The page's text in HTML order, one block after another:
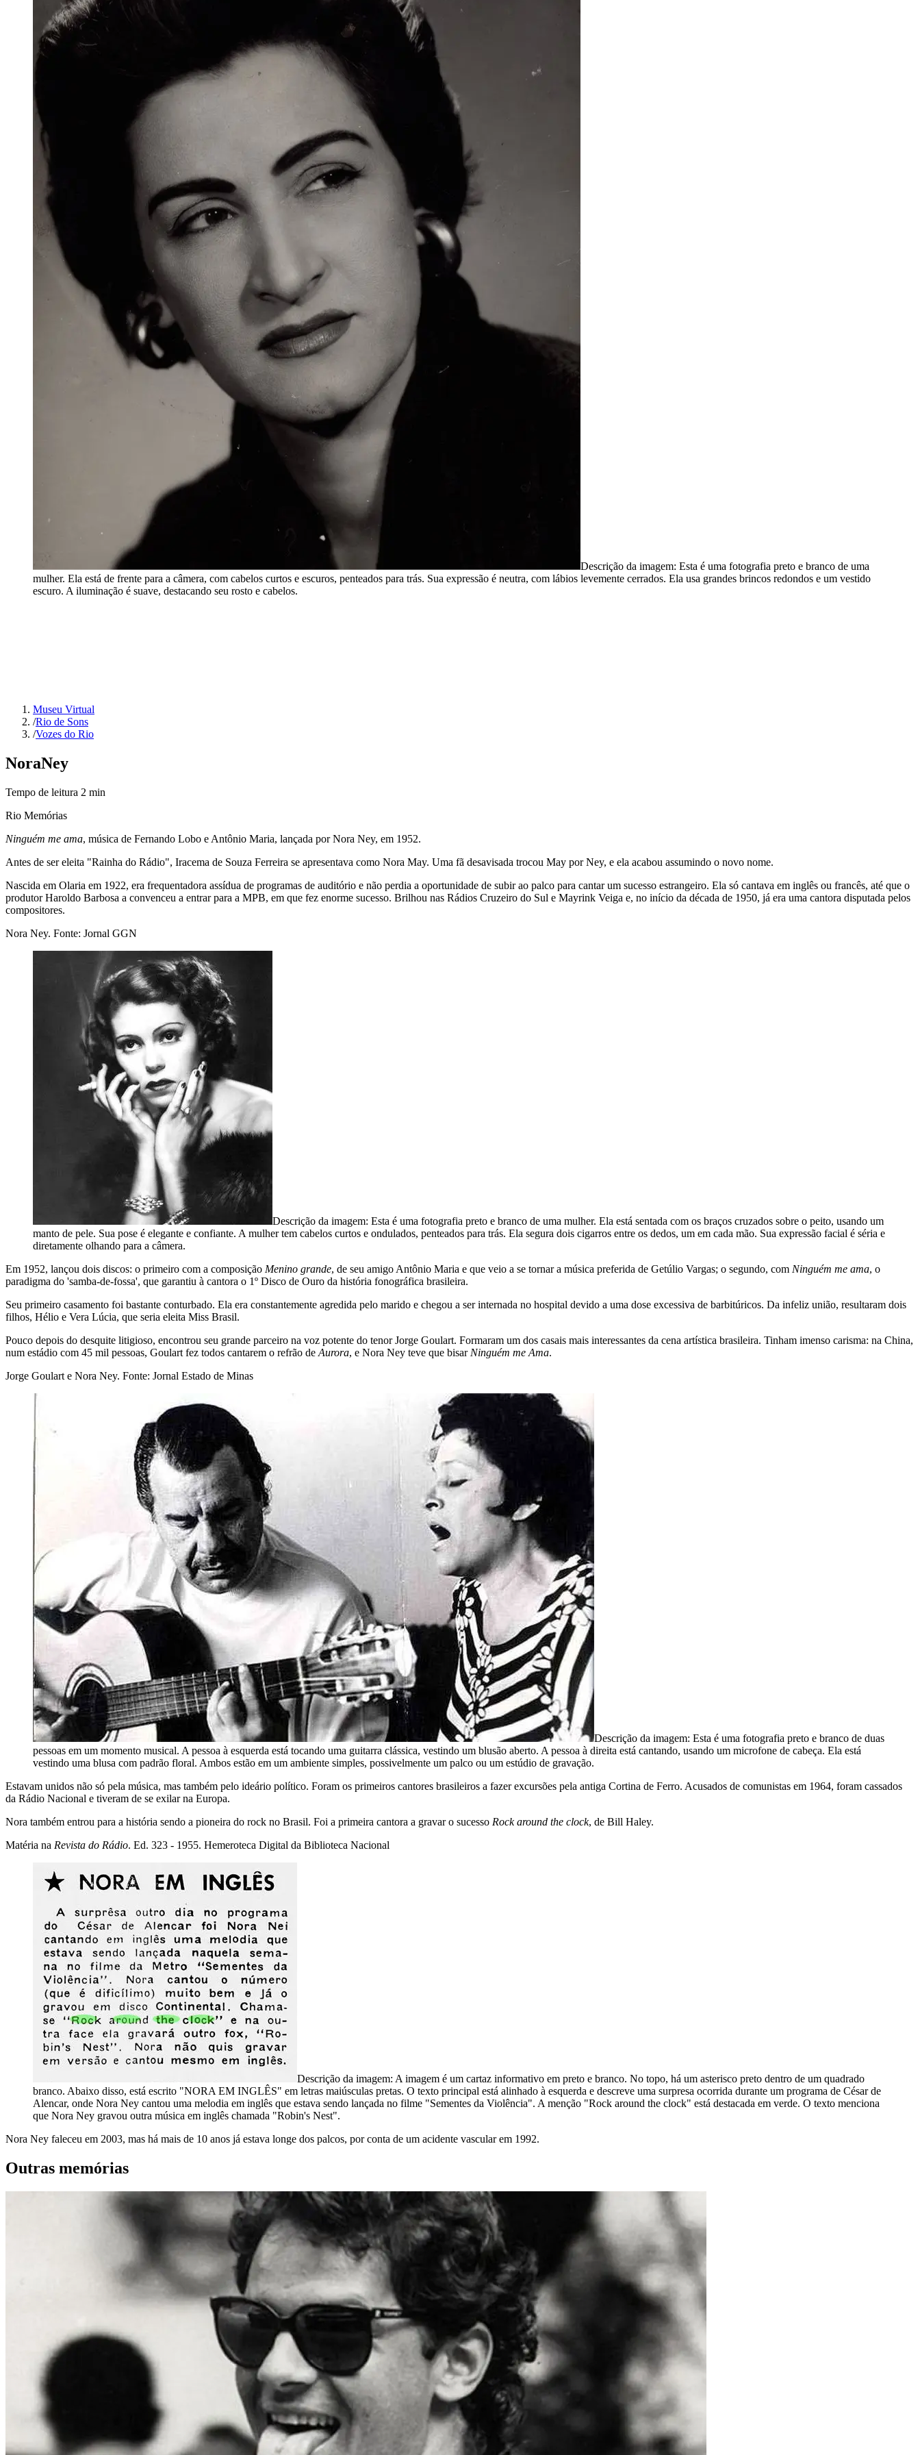
Descrição da imagem: Esta é uma fotografia preto e branco de uma
mulher. Ela está de frente para a câmera, com cabelos curtos e escuros, penteados para trás. Sua expressão é neutra, com lábios levemente cerrados. Ela usa grandes brincos redondos e um vestido
escuro. A iluminação é suave, destacando seu rosto e cabelos.
Museu Virtual
/Rio de Sons
/Vozes do Rio
NoraNey
Tempo de leitura 2 min
Rio Memórias
Ninguém me ama, música de Fernando Lobo e Antônio Maria, lançada por Nora Ney, em 1952.
Antes de ser eleita "Rainha do Rádio", Iracema de Souza Ferreira se apresentava como Nora May. Uma fã desavisada trocou May por Ney, e ela acabou assumindo o novo nome.
Nascida em Olaria em 1922, era frequentadora assídua de programas de auditório e não perdia a oportunidade de subir ao palco para cantar um sucesso estrangeiro. Ela só cantava em inglês ou francês, até que o
produtor Haroldo Barbosa a convenceu a entrar para a MPB, em que fez enorme sucesso. Brilhou nas Rádios Cruzeiro do Sul e Mayrink Veiga e, no início da década de 1950, já era uma cantora disputada pelos
compositores.
Nora Ney. Fonte: Jornal GGN
Descrição da imagem: Esta é uma fotografia preto e branco de uma mulher. Ela está sentada com os braços cruzados sobre o peito, usando um
manto de pele. Sua pose é elegante e confiante. A mulher tem cabelos curtos e ondulados, penteados para trás. Ela segura dois cigarros entre os dedos, um em cada mão. Sua expressão facial é séria e
diretamente olhando para a câmera.
Em 1952, lançou dois discos: o primeiro com a composição Menino grande, de seu amigo Antônio Maria e que veio a se tornar a música preferida de Getúlio Vargas; o segundo, com Ninguém me ama, o
paradigma do 'samba-de-fossa', que garantiu à cantora o 1º Disco de Ouro da história fonográfica brasileira.
Seu primeiro casamento foi bastante conturbado. Ela era constantemente agredida pelo marido e chegou a ser internada no hospital devido a uma dose excessiva de barbitúricos. Da infeliz união, resultaram dois
filhos, Hélio e Vera Lúcia, que seria eleita Miss Brasil.
Pouco depois do desquite litigioso, encontrou seu grande parceiro na voz potente do tenor Jorge Goulart. Formaram um dos casais mais interessantes da cena artística brasileira. Tinham imenso carisma: na China,
num estádio com 45 mil pessoas, Goulart fez todos cantarem o refrão de Aurora, e Nora Ney teve que bisar Ninguém me Ama.
Jorge Goulart e Nora Ney. Fonte: Jornal Estado de Minas
Descrição da imagem: Esta é uma fotografia preto e branco de duas
pessoas em um momento musical. A pessoa à esquerda está tocando uma guitarra clássica, vestindo um blusão aberto. A pessoa à direita está cantando, usando um microfone de cabeça. Ela está
vestindo uma blusa com padrão floral. Ambos estão em um ambiente simples, possivelmente um palco ou um estúdio de gravação.
Estavam unidos não só pela música, mas também pelo ideário político. Foram os primeiros cantores brasileiros a fazer excursões pela antiga Cortina de Ferro. Acusados de comunistas em 1964, foram cassados
da Rádio Nacional e tiveram de se exilar na Europa.
Nora também entrou para a história sendo a pioneira do rock no Brasil. Foi a primeira cantora a gravar o sucesso Rock around the clock, de Bill Haley.
Matéria na Revista do Rádio. Ed. 323 - 1955. Hemeroteca Digital da Biblioteca Nacional
Descrição da imagem: A imagem é um cartaz informativo em preto e branco. No topo, há um asterisco preto dentro de um quadrado
branco. Abaixo disso, está escrito "NORA EM INGLÊS" em letras maiúsculas pretas. O texto principal está alinhado à esquerda e descreve uma surpresa ocorrida durante um programa de César de
Alencar, onde Nora Ney cantou uma melodia em inglês que estava sendo lançada no filme "Sementes da Violência". A menção "Rock around the clock" está destacada em verde. O texto menciona
que Nora Ney gravou outra música em inglês chamada "Robin's Nest".
Nora Ney faleceu em 2003, mas há mais de 10 anos já estava longe dos palcos, por conta de um acidente vascular em 1992.
Outras memórias